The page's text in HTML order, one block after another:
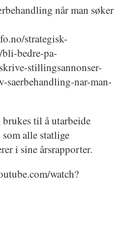
når man søker
strategisk-
bedre-pa-
stillingsannonser-
nar-man-
til å utarbeide
alle statlige
i sine årsrapporter.
watch?